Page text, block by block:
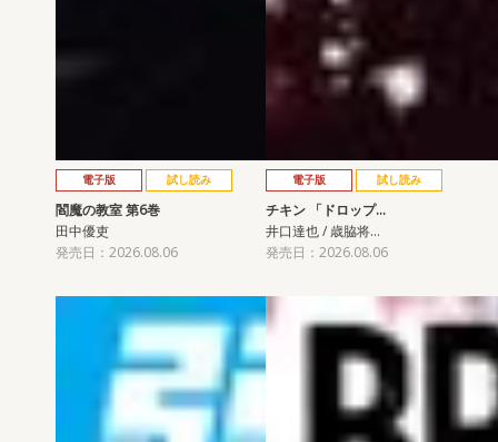
電子版 試し読み
閻魔の教室 第6巻
田中優吏
発売日：2026.08.06
電子版 試し読み
チキン 「ドロップ…
井口達也 / 歳脇将…
発売日：2026.08.06